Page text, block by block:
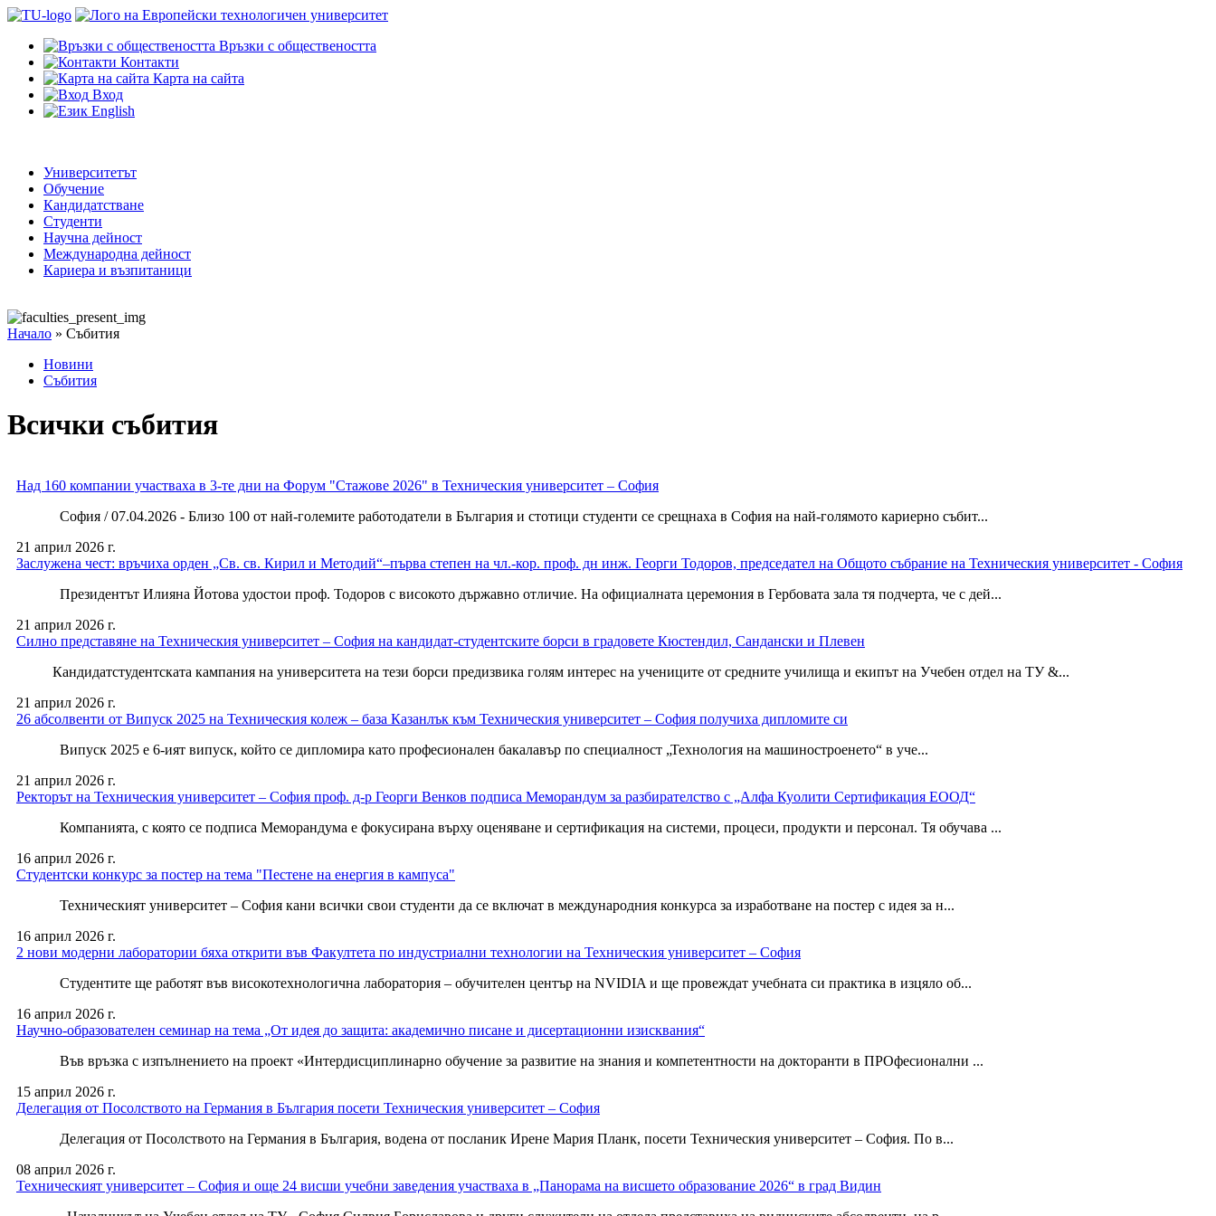
Връзки с обществеността
Контакти
Карта на сайта
Вход
English
Университетът
Обучение
Кандидатстване
Студенти
Научна дейност
Международна дейност
Кариера и възпитаници
Начало » Събития
Новини
Събития
Всички събития
Над 160 компании участваха в 3-те дни на Форум "Стажове 2026" в Техническия университет – София
София / 07.04.2026 - Близо 100 от най-големите работодатели в България и стотици студенти се срещнаха в София на най-голямото кариерно събит...
21 април 2026 г.
Заслужена чест: връчиха орден „Св. св. Кирил и Методий“–първа степен на чл.-кор. проф. дн инж. Георги Тодоров, председател на Общото събрание на Техническия университет - София
Президентът Илияна Йотова удостои проф. Тодоров с високото държавно отличие. На официалната церемония в Гербовата зала тя подчерта, че с дей...
21 април 2026 г.
Силно представяне на Техническия университет – София на кандидат-студентските борси в градовете Кюстендил, Сандански и Плевен
Кандидатстудентската кампания на университета на тези борси предизвика голям интерес на учениците от средните училища и екипът на Учебен отдел на ТУ &...
21 април 2026 г.
26 абсолвенти от Випуск 2025 на Техническия колеж – база Казанлък към Техническия университет – София получиха дипломите си
Випуск 2025 е 6-ият випуск, който се дипломира като професионален бакалавър по специалност „Технология на машиностроенето“ в уче...
21 април 2026 г.
Ректорът на Техническия университет – София проф. д-р Георги Венков подписа Меморандум за разбирателство с „Алфа Куолити Сертификация ЕООД“
Компанията, с която се подписа Меморандума е фокусирана върху оценяване и сертификация на системи, процеси, продукти и персонал. Тя обучава ...
16 април 2026 г.
Студентски конкурс за постер на тема "Пестене на енергия в кампуса"
Техническият университет – София кани всички свои студенти да се включат в международния конкурса за изработване на постер с идея за н...
16 април 2026 г.
2 нови модерни лаборатории бяха открити във Факултета по индустриални технологии на Техническия университет – София
Студентите ще работят във високотехнологична лаборатория – обучителен център на NVIDIA и ще провеждат учебната си практика в изцяло об...
16 април 2026 г.
Научно-образователен семинар на тема „От идея до защита: академично писане и дисертационни изисквания“
Във връзка с изпълнението на проект «Интердисциплинарно обучение за развитие на знания и компетентности на докторанти в ПРОфесионални ...
15 април 2026 г.
Делегация от Посолството на Германия в България посети Техническия университет – София
Делегация от Посолството на Германия в България, водена от посланик Ирене Мария Планк, посети Техническия университет – София. По в...
08 април 2026 г.
Техническият университет – София и още 24 висши учебни заведения участваха в „Панорама на висшето образование 2026“ в град Видин